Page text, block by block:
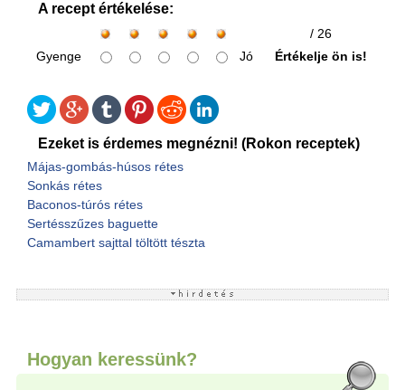
A recept értékelése:
/ 26
Gyenge
Jó Értékelje ön is!
Ezeket is érdemes megnézni! (Rokon receptek)
Májas-gombás-húsos rétes
Sonkás rétes
Baconos-túrós rétes
Sertésszűzes baguette
Camambert sajttal töltött tészta
Hogyan keressünk?